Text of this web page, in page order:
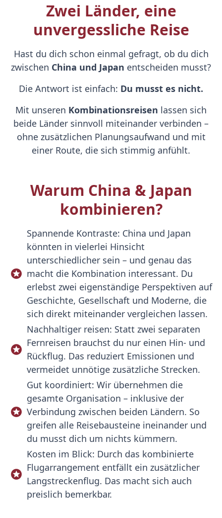
Zwei Länder, eine
unvergessliche Reise
Hast du dich schon einmal gefragt, ob du dich
zwischen China und Japan entscheiden musst?
Die Antwort ist einfach: Du musst es nicht.
Mit unseren Kombinationsreisen lassen sich
beide Länder sinnvoll miteinander verbinden –
ohne zusätzlichen Planungsaufwand und mit
einer Route, die sich stimmig anfühlt.
Warum China & Japan
kombinieren?
Spannende Kontraste: China und Japan
könnten in vielerlei Hinsicht
unterschiedlicher sein – und genau das
macht die Kombination interessant. Du
erlebst zwei eigenständige Perspektiven auf
Geschichte, Gesellschaft und Moderne, die
sich direkt miteinander vergleichen lassen.
Nachhaltiger reisen: Statt zwei separaten
Fernreisen brauchst du nur einen Hin- und
Rückflug. Das reduziert Emissionen und
vermeidet unnötige zusätzliche Strecken.
Gut koordiniert: Wir übernehmen die
gesamte Organisation – inklusive der
Verbindung zwischen beiden Ländern. So
greifen alle Reisebausteine ineinander und
du musst dich um nichts kümmern.
Kosten im Blick: Durch das kombinierte
Flugarrangement entfällt ein zusätzlicher
Langstreckenflug. Das macht sich auch
preislich bemerkbar.